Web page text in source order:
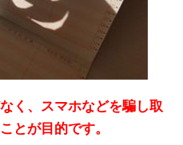
く、スマホなどを騙し取
とが目的です。